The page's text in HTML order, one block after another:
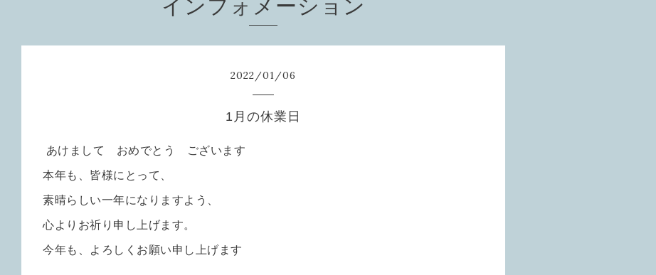
インフォメーション
2022/01/06
1月の休業日
あけまして おめでとう ございます
本年も、皆様にとって、
素晴らしい一年にな りますよう、
心よりお祈り申し上げます。
今年も、よろしくお願い申し上げます